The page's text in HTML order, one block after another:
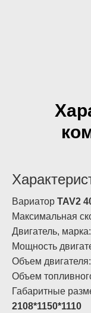
Вариатор TAV2
Максимальная
Двигатель, марка:
Мощность
Объем двигателя:
Объем
Габаритные
2108*1150*1110